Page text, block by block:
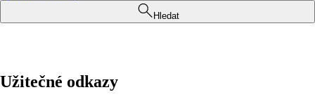
Hledat
Užitečné odkazy